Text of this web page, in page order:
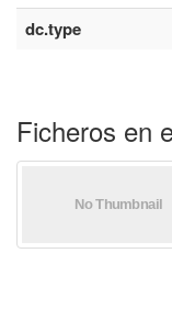
dc.type
Ficheros en